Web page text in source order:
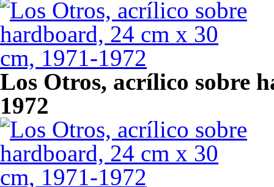
Los Otros, acrílico sobre
1972